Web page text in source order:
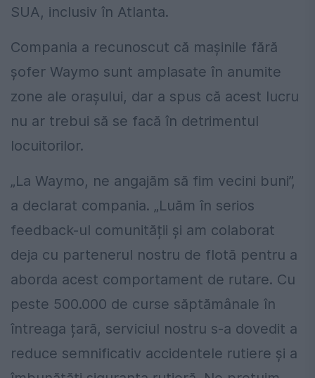
SUA, inclusiv în Atlanta.
Compania a recunoscut că mașinile fără
șofer Waymo sunt amplasate în anumite
zone ale orașului, dar a spus că acest lucru
nu ar trebui să se facă în detrimentul
locuitorilor.
„La Waymo, ne angajăm să fim vecini buni”,
a declarat compania. „Luăm în serios
feedback-ul comunității și am colaborat
deja cu partenerul nostru de flotă pentru a
aborda acest comportament de rutare. Cu
peste 500.000 de curse săptămânale în
întreaga țară, serviciul nostru s-a dovedit a
reduce semnificativ accidentele rutiere și a